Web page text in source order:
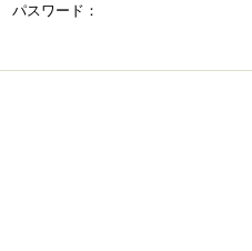
パスワード：